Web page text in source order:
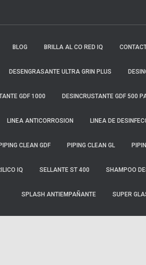
BLOG BRILLA AL CO RED IQ
DESENGRASANTE ULTRA GRIN PLUS
GDF 1000 DESINCRUSTANTE GDF 500
LINEA ANTICORROSION LINEA DE
PIPING CLEAN GDF PIPING CLEAN GL
IQ SELLANTE ST 400 SHAMPOO
SPLASH ANTIEMPAÑANTE SUPER